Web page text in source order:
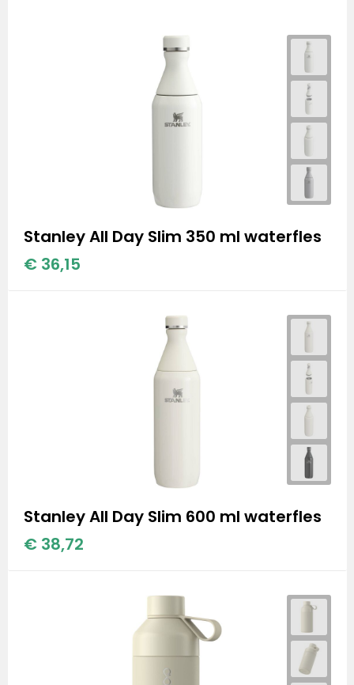
Stanley All Day Slim 350 ml waterfles
€ 36,15
Stanley All Day Slim 600 ml waterfles
€ 38,72